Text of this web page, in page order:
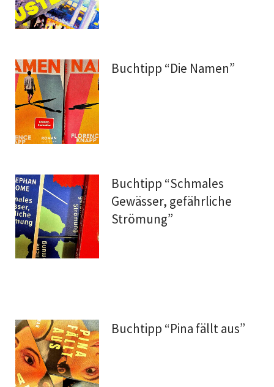
Buchtipp “Die Namen”
Buchtipp “Schmales
Gewässer, gefährliche
Strömung”
Buchtipp “Pina fällt aus”